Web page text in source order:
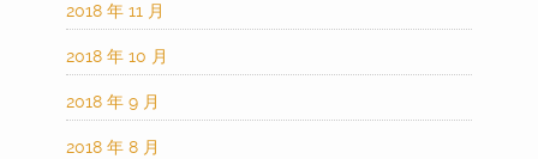
2018 年 11 月
2018 年 10 月
2018 年 9 月
2018 年 8 月